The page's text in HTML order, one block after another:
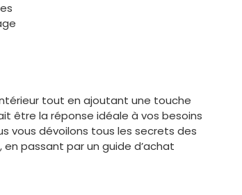
tout en ajoutant une touche
être la réponse idéale à vos besoins
vous dévoilons tous les secrets des
passant par un guide d’achat